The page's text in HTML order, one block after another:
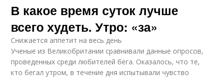
В какое время суток лучше
всего худеть. Утро: «за»
Снижается аппетит на весь день
Ученые из Великобритании сравнивали данные опросов,
проведенных среди любителей бега. Оказалось, что те,
кто бегал утром, в течение дня испытывали чувство